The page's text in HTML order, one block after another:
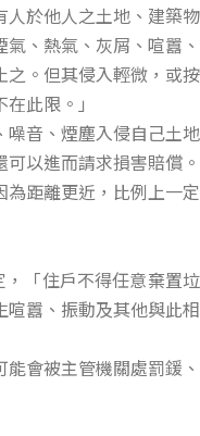
人於他人之土地、建築物
、熱氣、灰屑、喧囂、
之。但其侵入輕微，或按
此限。」
噪音、煙塵入侵自己土地
以進而請求損害賠償。
距離更近，比例上一定
「住戶不得任意棄置垃
囂、振動及其他與此相
會被主管機關處罰鍰、